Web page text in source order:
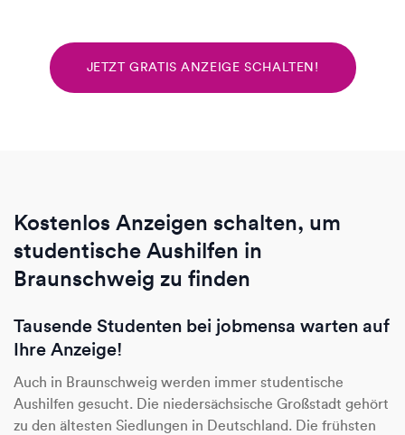
JETZT GRATIS ANZEIGE SCHALTEN!
Kostenlos Anzeigen schalten, um
studentische Aushilfen in
Braunschweig zu finden
Tausende Studenten bei jobmensa warten auf
Ihre Anzeige!
Auch in Braunschweig werden immer studentische
Aushilfen gesucht. Die niedersächsische Großstadt gehört
zu den ältesten Siedlungen in Deutschland. Die frühsten